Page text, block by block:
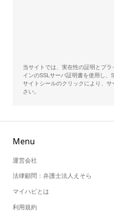
当サイトでは、実在性の証明とプ
インのSSLサーバ証明書を使用し、
サイトシールのクリックにより、
さい。
Menu
運営会社
法律顧問：弁護士法人えそら
マイハピとは
利用規約